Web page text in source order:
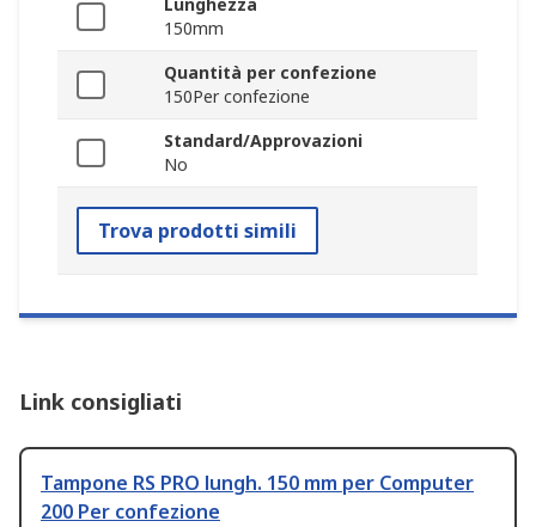
Lunghezza
150mm
Quantità per confezione
150Per confezione
Standard/Approvazioni
No
Trova prodotti simili
Link consigliati
Tampone RS PRO lungh. 150 mm per Computer
200 Per confezione